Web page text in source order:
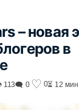
– новая
в
113🗨 0 ♡ 0⏳ 12 мин